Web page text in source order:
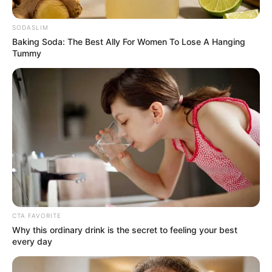
ΟΙΚΟΝΟΜΙΑ
Το οικονομικό λουτρό αίματος
συνεχίζεται στη Γερμανία, λόγω της
πράσινης πολιτικής
Το οικονομικό λουτρό αίματος συνεχίζεται στη Γερμανία,
λόγω της πράσινης πολιτικής.. Όσο περισσότερο η
Γερμανία προσπαθεί να καταργήσει τον άνθρακα, τόσο
χειροτερεύει η οικονομία της . Εταιρείες...
SODASLIM
Baking Soda: The Best Ally For Women To Lose A Hanging
Tummy
CTA FAVORITE
Why this ordinary drink is the secret to feeling your best
every day